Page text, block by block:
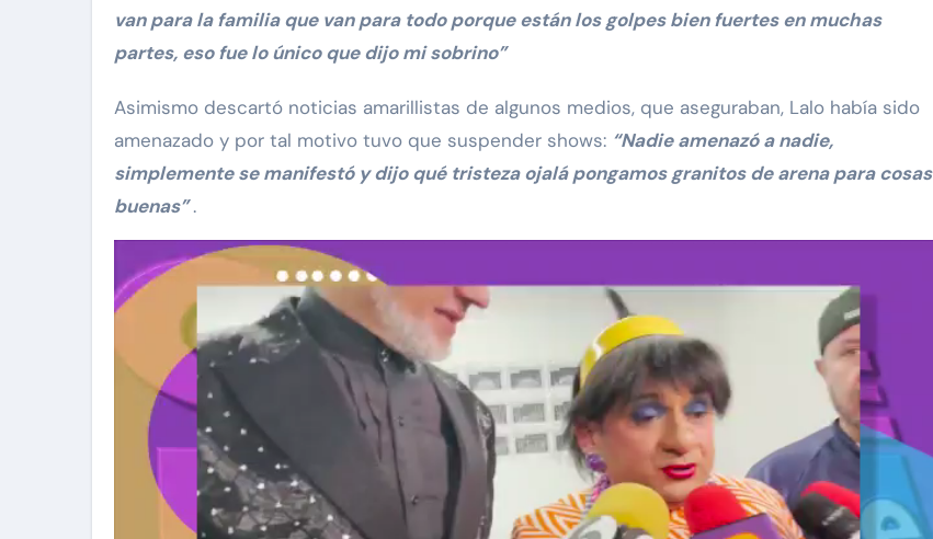
van para la familia que van para todo porque están los golpes bien fuertes en muchas
partes, eso fue lo único que dijo mi sobrino”
Asimismo descartó noticias amarillistas de algunos medios, que aseguraban, Lalo había sido
amenazado y por tal motivo tuvo que suspender shows: “Nadie amenazó a nadie,
simplemente se manifestó y dijo qué tristeza ojalá pongamos granitos de arena para cosas
buenas”.